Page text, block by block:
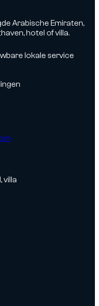
Arabische Emiraten,
hotel of villa.
lokale service
villa